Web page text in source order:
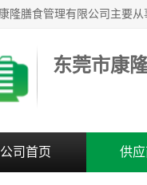
东莞市康
公司首页 供